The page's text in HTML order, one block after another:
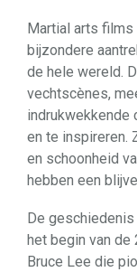
Martial arts films
bijzondere
de hele wereld.
vechtscènes,
indrukwekkende
en te inspireren.
en schoonheid
hebben een
De
het begin van de
Bruce Lee die